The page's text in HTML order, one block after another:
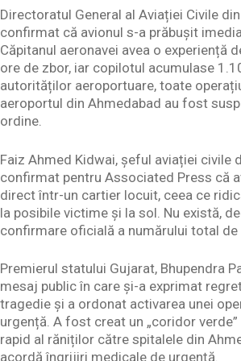
Directoratul General al Aviației Civile
confirmat că avionul s-a prăbușit
Căpitanul aeronavei avea o experiență
ore de zbor, iar copilotul acumulase
autorităților aeroportuare, toate
aeroportul din Ahmedabad au fost
ordine.
Faiz Ahmed Kidwai, șeful aviației civile
confirmat pentru Associated Press că
direct într-un cartier locuit, ceea ce
la posibile victime și la sol. Nu există,
confirmare oficială a numărului total de
Premierul statului Gujarat, Bhupendra
mesaj public în care și-a exprimat
tragedie și a ordonat activarea unei
urgență. A fost creat un „coridor
rapid al răniților către spitalele din
acordă îngrijiri medicale de urgență.